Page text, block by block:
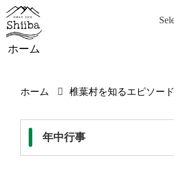
ホーム
ホーム 椎葉村を知るエピソード
年中行事